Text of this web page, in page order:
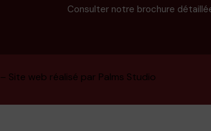
Consulter notre brochure
– Site web réalisé par Palms Studio